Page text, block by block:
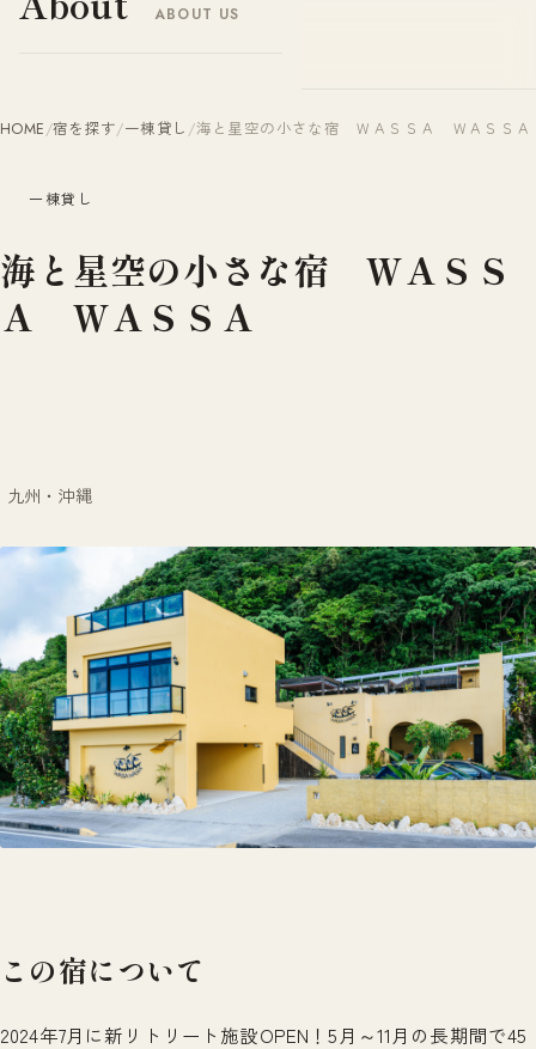
ABOUT US
HOME/宿を探す/一棟貸し /海と星空の小さな宿 ＷＡＳＳＡ ＷＡＳＳＡ
一棟貸し
海と星空の小さな宿 ＷＡＳＳ
Ａ ＷＡＳＳＡ
九州・沖縄
この宿について
2024年7月に新リトリート施設OPEN！5月～11月の長期間で45